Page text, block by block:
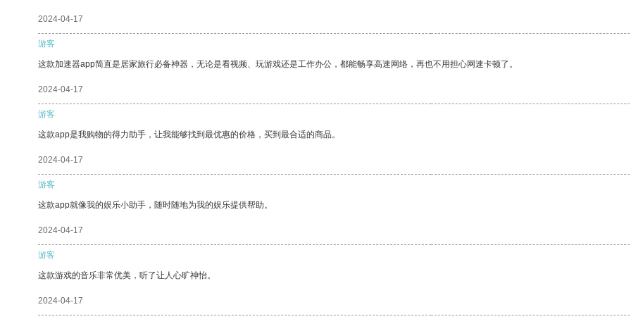
2024-04-17
游客
这款加速器app简直是居家旅行必备神器，无论是看视频、玩游戏还是工作办公，都能畅享高速网络，再也不用担心网速卡顿了。
2024-04-17
游客
这款app是我购物的得力助手，让我能够找到最优惠的价格，买到最合适的商品。
2024-04-17
游客
这款app就像我的娱乐小助手，随时随地为我的娱乐提供帮助。
2024-04-17
游客
这款游戏的音乐非常优美，听了让人心旷神怡。
2024-04-17